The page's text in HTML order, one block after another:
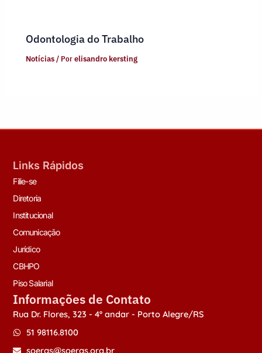
Odontologia do Trabalho
Notícias/ Porelisandro kersting
Links Rápidos
Filie-se
Diretoria
Institucional
Comunicação
Jurídico
CBHPO
Piso Salarial
Informações de Contato
Rua Dr. Flores, 323 - 4º andar - Porto Alegre/RS
51 98116.8100
soergs@soergs.org.br